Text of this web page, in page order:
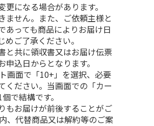
になる場合があります。
せん。また、ご依頼主様と
あっても商品によりお届け日
ご了承ください。
と共に領収書又はお届け伝票
込日からとなります。
画面で「10+」を選択、必要
ください。当画面での「カー
で結構です。
もお届けが前後することがご
、代替商品又は解約等のご案